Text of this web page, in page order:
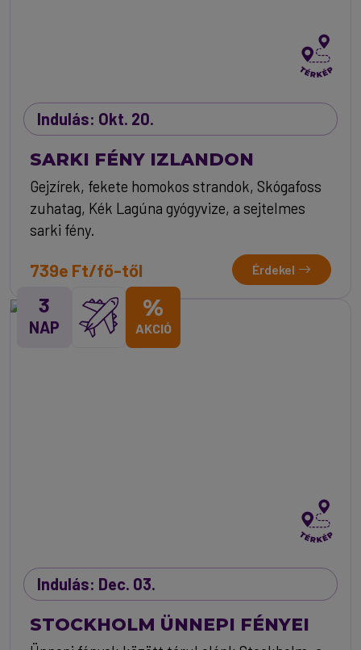
Indulás: Okt. 20.
SARKI FÉNY IZLANDON
Gejzírek, fekete homokos strandok, Skógafoss
zuhatag, Kék Lagúna gyógyvize, a sejtelmes
sarki fény.
739e Ft/fő-től Érdekel
3
NAP
%
AKCIÓ
Indulás: Dec. 03.
STOCKHOLM ÜNNEPI FÉNYEI